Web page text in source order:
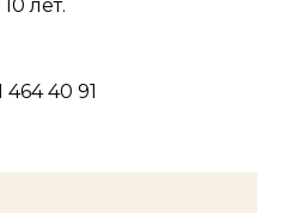
лет.
464 40 91